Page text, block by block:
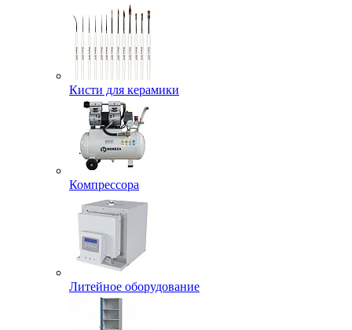
Кисти для керамики
Компрессора
Литейное оборудование